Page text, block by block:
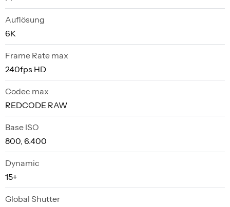
Auflösung
6K
Frame Rate max
240fps HD
Codec max
REDCODE RAW
Base ISO
800, 6.400
Dynamic
15+
Global Shutter